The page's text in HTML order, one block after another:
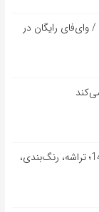
/ وای‌فای رایگان در
افشای جزئیات جدیدی از سری آیفون 14؛ تراشه، رنگ‌بندی،